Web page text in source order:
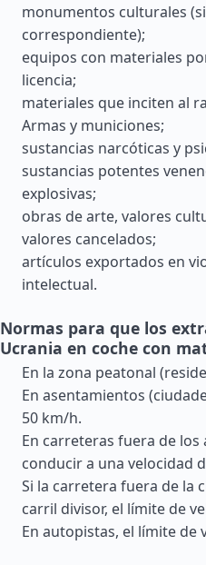
monumentos culturales
correspondiente);
equipos con materiales
licencia;
materiales que inciten al
Armas y municiones;
sustancias narcóticas y
sustancias potentes
explosivas;
obras de arte, valores
valores cancelados;
artículos exportados en
intelectual.
Normas para que los
Ucrania en coche con
En la zona peatonal
En asentamientos
50 km/h.
En carreteras fuera de
conducir a una velocidad
Si la carretera fuera de la
carril divisor, el límite de
En autopistas, el límite de